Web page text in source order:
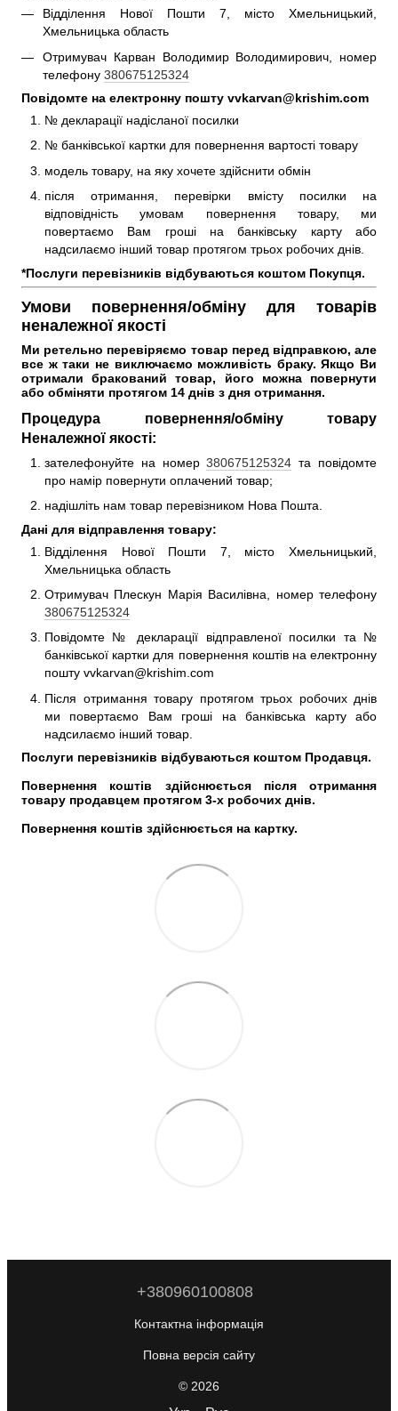
Відділення Нової Пошти 7, місто Хмельницький,
Хмельницька область
Отримувач Карван Володимир Володимирович, номер
телефону 380675125324
Повідомте на електронну пошту vvkarvan@krishim.com
№ декларації надісланої посилки
№ банківської картки для повернення вартості товару
модель товару, на яку хочете здійснити обмін
після отримання, перевірки вмісту посилки на
відповідність умовам повернення товару, ми
повертаємо Вам гроші на банківську карту або
надсилаємо інший товар протягом трьох робочих днів.
*Послуги перевізників відбуваються коштом Покупця.
Умови повернення/обміну для товарів
неналежної якості
Ми ретельно перевіряємо товар перед відправкою, але
все ж таки не виключаємо можливість браку. Якщо Ви
отримали бракований товар, його можна повернути
або обміняти протягом 14 днів з дня отримання.
Процедура повернення/обміну товару
Неналежної якості:
зателефонуйте на номер380675125324 та повідомте
про намір повернути оплачений товар;
надішліть нам товар перевізником Нова Пошта.
Дані для відправлення товару:
Відділення Нової Пошти 7, місто Хмельницький,
Хмельницька область
Отримувач Плескун Марія Василівна, номер телефону
380675125324
Повідомте № декларації відправленої посилки та №
банківської картки для повернення коштів на електронну
пошту vvkarvan@krishim.com
Після отримання товару протягом трьох робочих днів
ми повертаємо Вам гроші на банківська карту або
надсилаємо інший товар.
Послуги перевізників відбуваються коштом Продавця.
Повернення коштів здійснюється після отримання
товару продавцем протягом 3-х робочих днів.
Повернення коштів здійснюється на картку.
+380960100808
Контактна інформація
Повна версія сайту
© 2026